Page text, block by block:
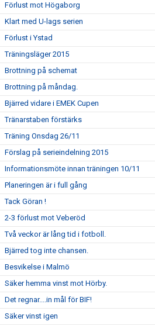
Förlust mot Högaborg
Klart med U-lags serien
Förlust i Ystad
Träningsläger 2015
Brottning på schemat
Brottning på måndag.
Bjärred vidare i EMEK Cupen
Tränarstaben förstärks
Träning Onsdag 26/11
Förslag på serieindelning 2015
Informationsmöte innan träningen 10/11
Planeringen är i full gång
Tack Göran !
2-3 förlust mot Veberöd
Två veckor är lång tid i fotboll.
Bjärred tog inte chansen.
Besvikelse i Malmö
Säker hemma vinst mot Hörby.
Det regnar....in mål för BIF!
Säker vinst igen